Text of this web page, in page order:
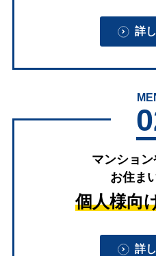
詳
マンショ
お住ま
個人様向
詳